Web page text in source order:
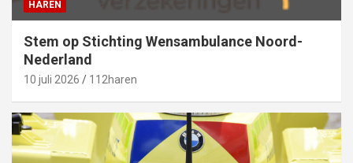
HAREN
Stem op Stichting Wensambulance Noord-
Nederland
10 juli 2026 112haren